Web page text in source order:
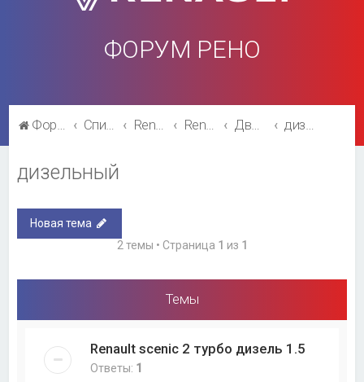
ФОРУМ РЕНО
Форум Рено Список форумов Renault Clio Renault Clio Двигатель и трансмиссия дизельный
дизельный
Новая тема
2 темы • Страница 1 из 1
Темы
Renault scenic 2 турбо дизель 1.5
Ответы: 1